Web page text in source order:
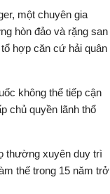
một chuyên gia
hòn đảo và rặng san
hợp căn cứ hải quân
không thể tiếp cận
chủ quyền lãnh thổ
thường xuyên duy trì
thế trong 15 năm trở